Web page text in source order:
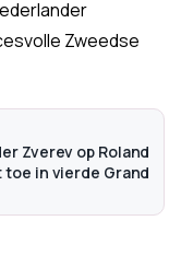
Zweedse
Zverev op Roland
in vierde Grand